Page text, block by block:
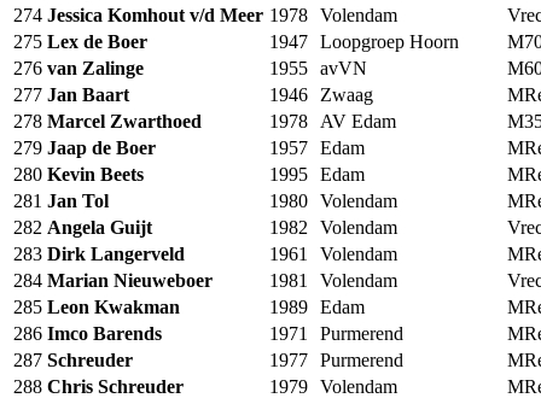
274 Jessica Komhout v/d Meer 1978 Volendam
275 Lex de Boer 1947 Loopgroep Hoorn
276 van Zalinge 1955 avVN
277 Jan Baart 1946 Zwaag
278 Marcel Zwarthoed 1978 AV Edam
279 Jaap de Boer 1957 Edam
280 Kevin Beets 1995 Edam
281 Jan Tol 1980 Volendam
282 Angela Guijt 1982 Volendam
283 Dirk Langerveld 1961 Volendam
284 Marian Nieuweboer 1981 Volendam
285 Leon Kwakman 1989 Edam
286 Imco Barends 1971 Purmerend
287 Schreuder 1977 Purmerend
288 Chris Schreuder 1979 Volendam